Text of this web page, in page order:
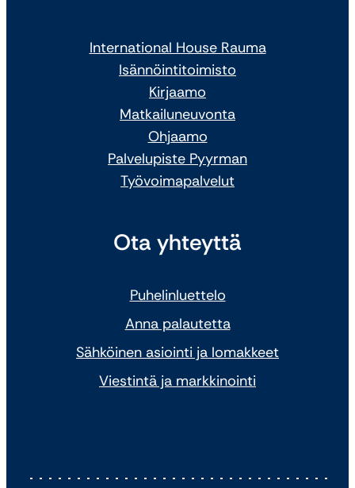
International House Rauma
Isännöintitoimisto
Kirjaamo
Matkailuneuvonta
Ohjaamo
Palvelupiste Pyyrman
Työvoimapalvelut
Ota yhteyttä
Puhelinluettelo
Anna palautetta
Sähköinen asiointi ja lomakkeet
Viestintä ja markkinointi